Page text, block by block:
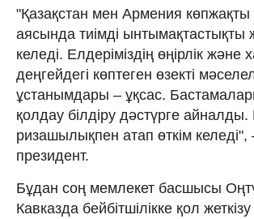
"Қазақстан мен Армения
аясында тиімді ынтымақтастықты
келеді. Елдеріміздің өңірлік
деңгейдегі көптеген өзекті
ұстанымдары – ұқсас.
қолдау білдіру дәстүрге
ризашылықпен атап өткім келеді",
президент.
Бұдан соң мемлекет басшысы
Кавказда бейбітшілікке қол жеткізу